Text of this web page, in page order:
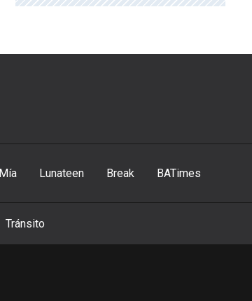
Mía Lunateen Break BATimes
Tránsito